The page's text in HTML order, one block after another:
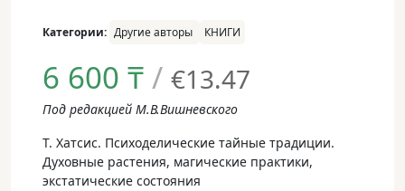
Категории: Другие авторы КНИГИ
6 600 ₸ / €13.47
Под редакцией М.В.Вишневского
Т. Хатсис. Психоделические тайные традиции.
Духовные растения, магические практики,
экстатические состояния